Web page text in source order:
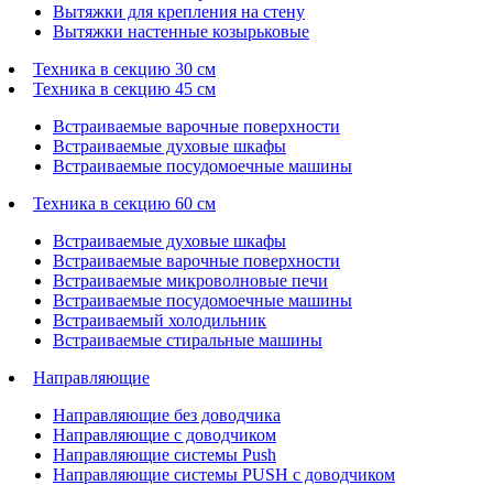
Вытяжки для крепления на стену
Вытяжки настенные козырьковые
Техника в секцию 30 см
Техника в секцию 45 см
Встраиваемые варочные поверхности
Встраиваемые духовые шкафы
Встраиваемые посудомоечные машины
Техника в секцию 60 см
Встраиваемые духовые шкафы
Встраиваемые варочные поверхности
Встраиваемые микроволновые печи
Встраиваемые посудомоечные машины
Встраиваемый холодильник
Встраиваемые стиральные машины
Направляющие
Направляющие без доводчика
Направляющие с доводчиком
Направляющие системы Push
Направляющие системы PUSH с доводчиком